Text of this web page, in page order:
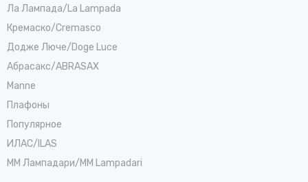
Ла Лампада/La Lampada
Кремаско/Cremasco
Додже Люче/Doge Luce
Абрасакс/ABRASAX
Manne
Плафоны
Популярное
ИЛАС/ILAS
ММ Лампадари/MM Lampadari